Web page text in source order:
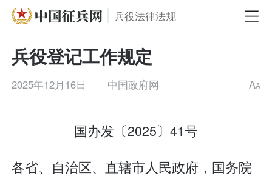
兵役法律法规
兵役登记工作规定
2025年12月16日 中国政府网 AA
国办发〔2025〕41号
各省、自治区、直辖市人民政府，国务院